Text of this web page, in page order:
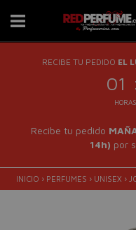
RECIBE TU PEDIDO EL
01 :
HORAS
Recibe tu pedido
14h) por
INICIO › PERFUMES › UNISEX ›